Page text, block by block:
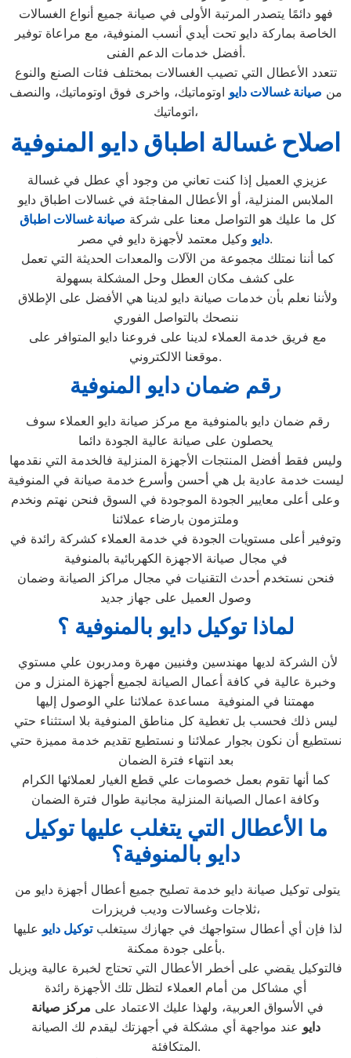
فهو دائمًا يتصدر المرتبة الأولى في صيانة جميع أنواع الغسالات
الخاصة بماركة دايو تحت أيدي أنسب المنوفية، مع مراعاة توفير
أفضل خدمات الدعم الفنى.
تتعدد الأعطال التي تصيب الغسالات بمختلف فئات الصنع والنوع
من صيانة غسالات دايو اوتوماتيك، واخرى فوق اوتوماتيك، والنصف
اتوماتيك،
اصلاح غسالة اطباق دايو المنوفية
الملابس المنزلية، أو الأعطال المفاجئة في غسالات اطباق دايو
كل ما عليك هو التواصل معنا على شركة صيانة غسالات اطباق
دايووكيل معتمد لأجهزة دايو في مصر.
على كشف مكان العطل وحل المشكلة بسهولة
ننصحك بالتواصل الفوري
موقعنا الالكتروني.
رقم ضمان دايو المنوفية
يحصلون على صيانة عالية الجودة دائما
وليس فقط أفضل المنتجات الأجهزة المنزلية فالخدمة التي نقدمها
ليست خدمة عادية بل هي أحسن وأسرع خدمة صيانة في المنوفية
وعلى أعلى معايير الجودة الموجودة في السوق فنحن نهتم ونخدم
وملتزمون بارضاء عملائنا
وتوفير أعلى مستويات الجودة في خدمة العملاء كشركة رائدة في
في مجال صيانة الاجهزة الكهربائية بالمنوفية
فنحن نستخدم أحدث التقنيات في مجال مراكز الصيانة وضمان
وصول العميل على جهاز جديد
لماذا توكيل دايو بالمنوفية ؟
وخبرة عالية في كافة أعمال الصيانة لجميع أجهزة المنزل و من
مهمتنا في المنوفية مساعدة عملائنا علي الوصول إليها
ليس ذلك فحسب بل تغطية كل مناطق المنوفية بلا استثناء حتي
نستطيع أن نكون بجوار عملائنا و نستطيع تقديم خدمة مميزة حتي
بعد انتهاء فترة الضمان
كما أنها تقوم بعمل خصومات علي قطع الغيار لعملائها الكرام
وكافة اعمال الصيانة المنزلية مجانية طوال فترة الضمان
ما الأعطال التي يتغلب عليها توكيل
دايو بالمنوفية؟
ثلاجات وغسالات وديب فريزرات،
لذا فإن أي أعطال ستواجهك في جهازك سيتغلبتوكيل دايو عليها
بأعلى جودة ممكنة.
فالتوكيل يقضي على أخطر الأعطال التي تحتاج لخبرة عالية ويزيل
أي مشاكل من أمام العملاء لتظل تلك الأجهزة رائدة
في الأسواق العربية، ولهذا عليك الاعتماد على مركز صيانة
دايو عند مواجهة أي مشكلة في أجهزتك ليقدم لك الصيانة
المتكافئة.